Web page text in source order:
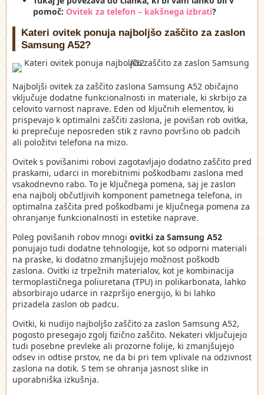
pomoč: Ovitek za telefon – kakšnega izbrati?
Kateri ovitek ponuja najboljšo zaščito za zaslon
Samsung A52?
Najboljši ovitek za zaščito zaslona Samsung A52 običajno
vključuje dodatne funkcionalnosti in materiale, ki skrbijo za
celovito varnost naprave. Eden od ključnih elementov, ki
prispevajo k optimalni zaščiti zaslona, je povišan rob ovitka,
ki preprečuje neposreden stik z ravno površino ob padcih
ali položitvi telefona na mizo.
Ovitek s povišanimi robovi zagotavljajo dodatno zaščito pred
praskami, udarci in morebitnimi poškodbami zaslona med
vsakodnevno rabo. To je ključnega pomena, saj je zaslon
ena najbolj občutljivih komponent pametnega telefona, in
optimalna zaščita pred poškodbami je ključnega pomena za
ohranjanje funkcionalnosti in estetike naprave.
Poleg povišanih robov mnogi ovitki za Samsung A52
ponujajo tudi dodatne tehnologije, kot so odporni materiali
na praske, ki dodatno zmanjšujejo možnost poškodb
zaslona. Ovitki iz trpežnih materialov, kot je kombinacija
termoplastičnega poliuretana (TPU) in polikarbonata, lahko
absorbirajo udarce in razpršijo energijo, ki bi lahko
prizadela zaslon ob padcu.
Ovitki, ki nudijo najboljšo zaščito za zaslon Samsung A52,
pogosto presegajo zgolj fizično zaščito. Nekateri vključujejo
tudi posebne prevleke ali prozorne folije, ki zmanjšujejo
odsev in odtise prstov, ne da bi pri tem vplivale na odzivnost
zaslona na dotik. S tem se ohranja jasnost slike in
uporabniška izkušnja.